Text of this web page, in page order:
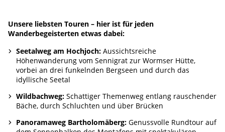
Unsere liebsten Touren – hier ist für jeden
Wanderbegeisterten etwas dabei:
Seetalweg am Hochjoch: Aussichtsreiche
Höhenwanderung vom Sennigrat zur Wormser Hütte,
vorbei an drei funkelnden Bergseen und durch das
idyllische Seetal
Wildbachweg: Schattiger Themenweg entlang rauschender
Bäche, durch Schluchten und über Brücken
Panoramaweg Bartholomäberg: Genussvolle Rundtour auf